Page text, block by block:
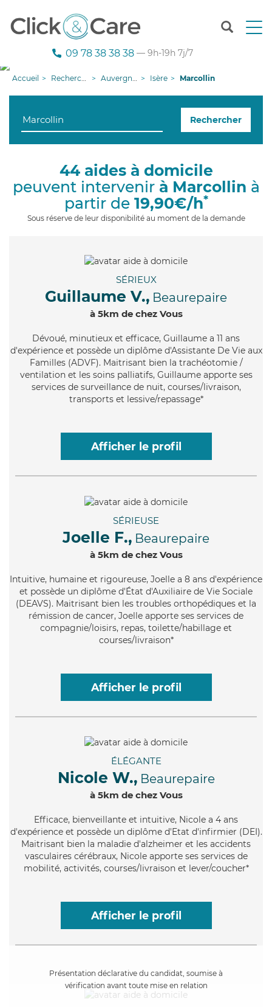
T
n
g
i
09 78 38 38 38 — 9h-19h 7j/7
Accueil Recherche aide à domicile Auvergne-Rhône-Alpes Isère Marcollin
Rechercher
44 aides à domicile
peuvent intervenir à Marcollin à
partir de 19,90€/h*
Sous réserve de leur disponibilité au moment de la demande
SÉRIEUX
Guillaume V., Beaurepaire
à 5km de chez Vous
Dévoué, minutieux et efficace, Guillaume a 11 ans
d'expérience et possède un diplôme d'Assistante De Vie aux
Familles (ADVF). Maitrisant bien la trachéotomie /
ventilation et les soins palliatifs, Guillaume apporte ses
services de surveillance de nuit, courses/livraison,
transports et lessive/repassage*
Afficher le profil
SÉRIEUSE
Joelle F., Beaurepaire
à 5km de chez Vous
Intuitive, humaine et rigoureuse, Joelle a 8 ans d'expérience
et possède un diplôme d'État d'Auxiliaire de Vie Sociale
(DEAVS). Maitrisant bien les troubles orthopédiques et la
rémission de cancer, Joelle apporte ses services de
compagnie/loisirs, repas, toilette/habillage et
courses/livraison*
Afficher le profil
ÉLÉGANTE
Nicole W., Beaurepaire
à 5km de chez Vous
Efficace, bienveillante et intuitive, Nicole a 4 ans
d'expérience et possède un diplôme d'Etat d'infirmier (DEI).
Maitrisant bien la maladie d'alzheimer et les accidents
vasculaires cérébraux, Nicole apporte ses services de
mobilité, activités, courses/livraison et lever/coucher*
Afficher le profil
Présentation déclarative du candidat, soumise à
vérification avant toute mise en relation